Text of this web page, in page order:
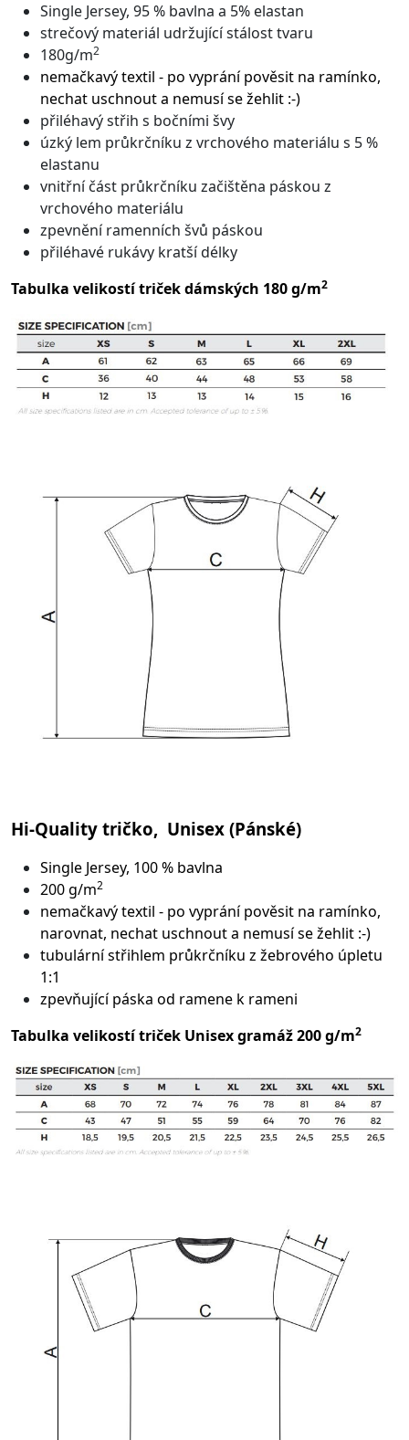
Single Jersey, 95 % bavlna a 5% elastan
strečový materiál udržující stálost tvaru
180g/m2
nemačkavý textil - po vyprání pověsit na ramínko,
nechat uschnout a nemusí se žehlit :-)
přiléhavý střih s bočními švy
úzký lem průkrčníku z vrchového materiálu s 5 %
elastanu
vnitřní část průkrčníku začištěna páskou z
vrchového materiálu
zpevnění ramenních švů páskou
přiléhavé rukávy kratší délky
Tabulka velikostí triček dámských 180 g/m2
Hi-Quality tričko, Unisex (Pánské)
Single Jersey, 100 % bavlna
200 g/m2
nemačkavý textil - po vyprání pověsit na ramínko,
narovnat, nechat uschnout a nemusí se žehlit :-)
tubulární střihlem průkrčníku z žebrového úpletu
1:1
zpevňující páska od ramene k rameni
Tabulka velikostí triček Unisex gramáž 200 g/m2